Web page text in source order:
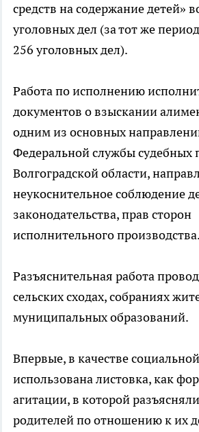
средств на содержание детей»
уголовных дел (за тот же
256 уголовных дел).
Работа по исполнению
документов о взыскании
одним из основных
Федеральной службы судебных
Волгоградской области,
неукоснительное соблюдение
законодательства, прав сторон
исполнительного производства.
Разъяснительная работа
сельских сходах, собраниях
муниципальных образований.
Впервые, в качестве
использована листовка, как
агитации, в которой
родителей по отношению к их